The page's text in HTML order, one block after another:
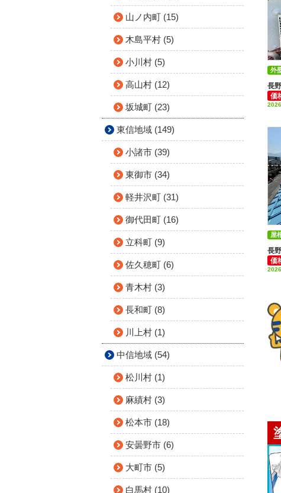
長
価
外
付
長
価
屋
山ノ内町 (15)
木島平村 (5)
小川村 (5)
高山村 (12)
坂城町 (23)
東信地域 (149)
小諸市 (39)
東御市 (34)
軽井沢町 (31)
御代田町 (16)
立科町 (9)
佐久穂町 (6)
青木村 (3)
長和町 (8)
川上村 (1)
中信地域 (54)
松川村 (1)
麻績村 (3)
松本市 (18)
安曇野市 (6)
大町市 (5)
白馬村 (10)